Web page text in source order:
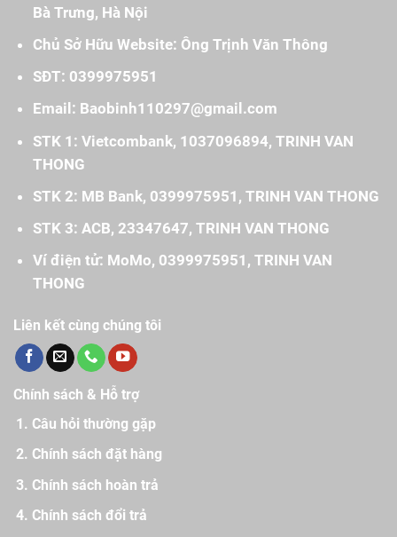
Bà Trưng, Hà Nội
Chủ Sở Hữu Website: Ông Trịnh Văn Thông
SĐT: 0399975951
Email: Baobinh110297@gmail.com
STK 1: Vietcombank, 1037096894, TRINH VAN
THONG
STK 2: MB Bank, 0399975951, TRINH VAN THONG
STK 3: ACB, 23347647, TRINH VAN THONG
Ví điện tử: MoMo, 0399975951, TRINH VAN
THONG
Liên kết cùng chúng tôi
Chính sách & Hỗ trợ
Câu hỏi thường gặp
Chính sách đặt hàng
Chính sách hoàn trả
Chính sách đổi trả